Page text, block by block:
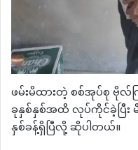
ဖမ်းမိထားတဲ့ စစ်အုပ်စု ဗို
ခုနှစ်နှစ်အထိ လုပ်ကိုင်ခဲ့ပြီး
နှစ်ခန့်ရှိပြီလို့ ဆိုပါတယ်။